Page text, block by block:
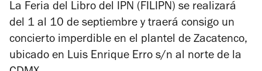
La Feria del Libro del IPN (FILIPN) se realizará
del 1 al 10 de septiembre y traerá consigo un
concierto imperdible en el plantel de Zacatenco,
ubicado en Luis Enrique Erro s/n al norte de la